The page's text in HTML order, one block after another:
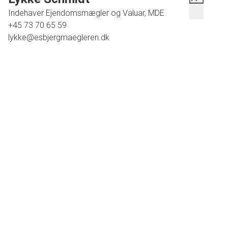
Indehaver Ejendomsmægler og Valuar, MDE
+45 73 70 65 59
lykke@esbjergmaegleren.dk